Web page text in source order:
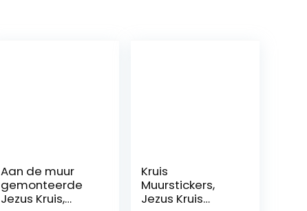
Aan de muur
gemonteerde
Jezus Kruis,
Kruis
Muurstickers,
Jezus Kruis